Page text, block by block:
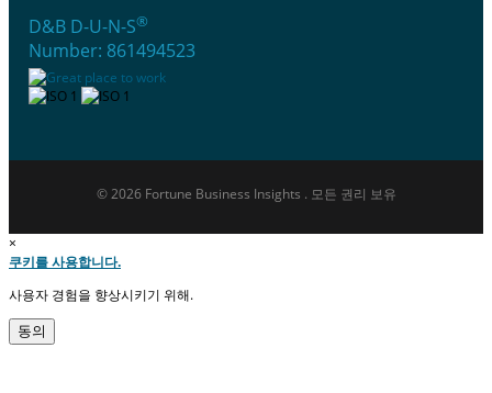
D&B D-U-N-S®
Number: 861494523
© 2026 Fortune Business Insights . 모든 권리 보유
×
쿠키를 사용합니다.
사용자 경험을 향상시키기 위해.
동의